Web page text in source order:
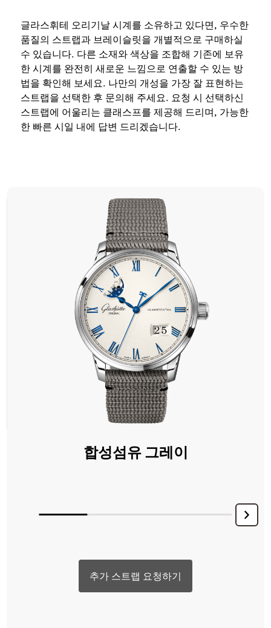
글라스휘테 오리기날 시계를 소유하고 있다면, 우수한
품질의 스트랩과 브레이슬릿을 개별적으로 구매하실
수 있습니다. 다른 소재와 색상을 조합해 기존에 보유
한 시계를 완전히 새로운 느낌으로 연출할 수 있는 방
법을 확인해 보세요. 나만의 개성을 가장 잘 표현하는
스트랩을 선택한 후 문의해 주세요. 요청 시 선택하신
스트랩에 어울리는 클래스프를 제공해 드리며, 가능한
한 빠른 시일 내에 답변 드리겠습니다.
합성섬유 그레이
추가 스트랩 요청하기